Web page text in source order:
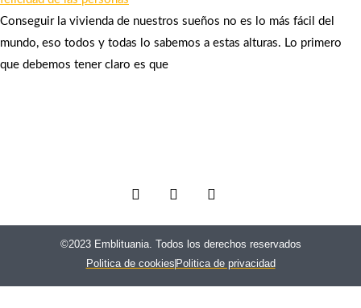
Conseguir la vivienda de nuestros sueños no es lo más fácil del
mundo, eso todos y todas lo sabemos a estas alturas. Lo primero
que debemos tener claro es que
F
c
e
b
o
T
i
t
t
e
I
s
a
g
©2023 Emblituania. Todos los derechos reservados
Politica de cookies Politica de privacidad